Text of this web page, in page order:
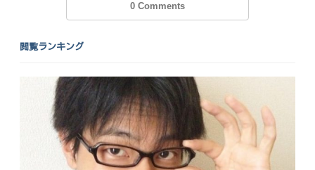
0 Comments
閲覧ランキング